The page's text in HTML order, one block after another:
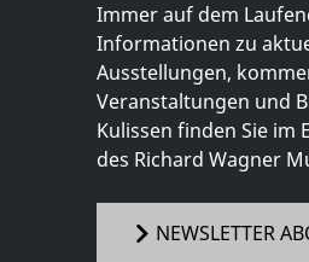
Immer auf dem
Informationen zu
Ausstellungen,
Veranstaltungen und
Kulissen finden Sie im
des Richard Wagner
NEWSLETTER